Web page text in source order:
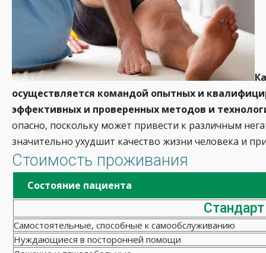
осуществляется командой опытных и
эффективных и проверенных методов и
опасно, поскольку может привести к различным
значительно ухудшит качество жизни человека и
Стоимость проживания
Состояние пациента
Стандарт
Самостоятельные, способные к самообслуживанию
Нуждающиеся в посторонней помощи